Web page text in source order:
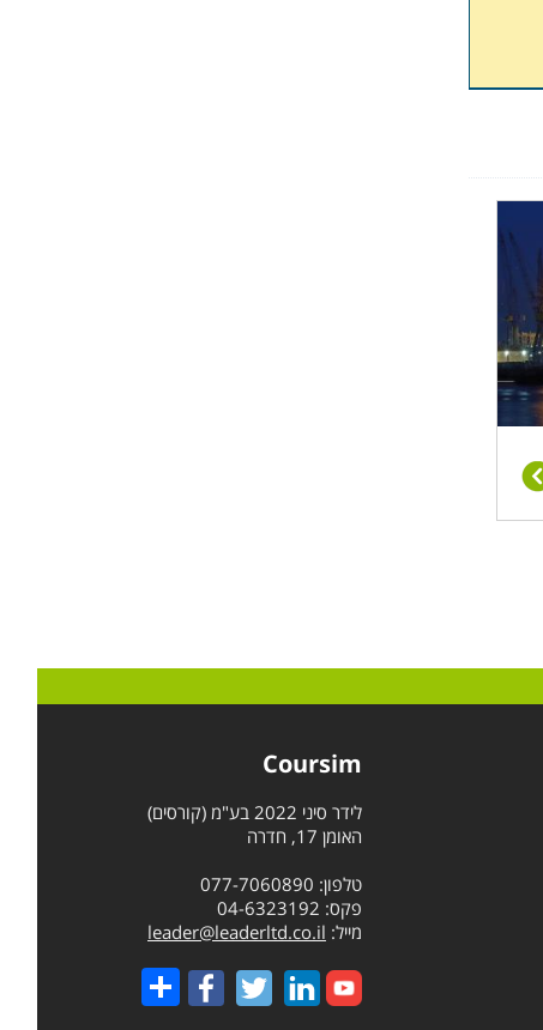
Coursim
לידר סיני 2022 בע"מ (קורסים)
האומן 17, חדרה
טלפון: 077-7060890
פקס: 04-6323192
מייל: leader@leaderltd.co.il
Share